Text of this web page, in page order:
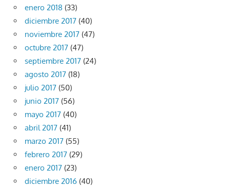
enero 2018 (33)
diciembre 2017 (40)
noviembre 2017 (47)
octubre 2017 (47)
septiembre 2017 (24)
agosto 2017 (18)
julio 2017 (50)
junio 2017 (56)
mayo 2017 (40)
abril 2017 (41)
marzo 2017 (55)
febrero 2017 (29)
enero 2017 (23)
diciembre 2016 (40)